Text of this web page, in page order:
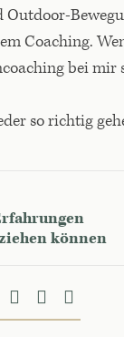
Coaching.
bei mir
so richtig
können